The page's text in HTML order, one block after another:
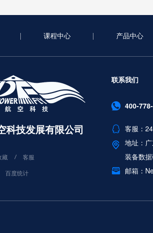
课程中心 产品中心
科技发展有限公司
藏
客服
百度统计
联系我们
400-
客服：
地址：
装备数
邮箱：